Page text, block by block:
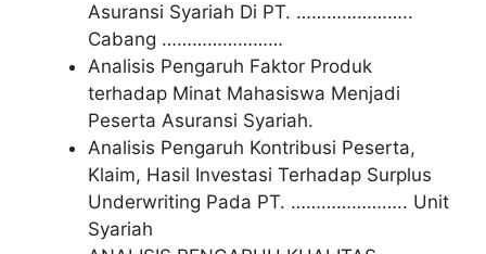
Asuransi Syariah Di PT. …………………..
Cabang ……………………
Analisis Pengaruh Faktor Produk
terhadap Minat Mahasiswa Menjadi
Peserta Asuransi Syariah.
Analisis Pengaruh Kontribusi Peserta,
Klaim, Hasil Investasi Terhadap Surplus
Underwriting Pada PT. ………………….. Unit
Syariah